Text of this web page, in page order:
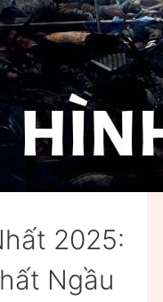
2025:
Ngầu